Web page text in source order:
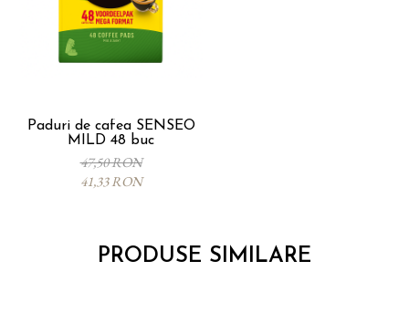
Paduri de cafea SENSEO
MILD 48 buc
47,50 RON
41,33 RON
PRODUSE SIMILARE